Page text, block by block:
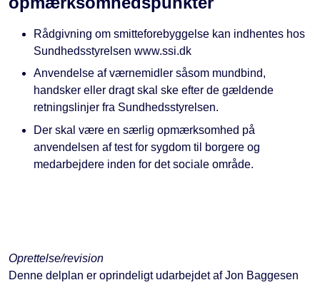
Rådgivning om smitteforebyggelse kan indhentes hos
Sundhedsstyrelsen www.ssi.dk
Anvendelse af værnemidler såsom mundbind,
handsker eller dragt skal ske efter de gældende
retningslinjer fra Sundhedsstyrelsen.
Der skal være en særlig opmærksomhed på
anvendelsen af test for sygdom til borgere og
medarbejdere inden for det sociale område.
Oprettelse/revision
Denne delplan er oprindeligt udarbejdet af Jon Baggesen